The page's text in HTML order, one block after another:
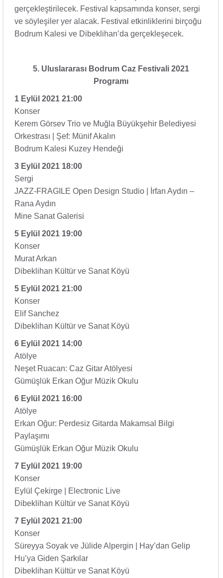
gerçekleştirilecek. Festival kapsamında konser, sergi
ve söyleşiler yer alacak. Festival etkinliklerini birçoğu
Bodrum Kalesi ve Dibeklihan’da gerçekleşecek.
5. Uluslararası Bodrum Caz Festivali 2021
Programı
1 Eylül 2021 21:00
Konser
Kerem Görsev Trio ve Muğla Büyükşehir Belediyesi
Orkestrası | Şef: Münif Akalın
Bodrum Kalesi Kuzey Hendeği
3 Eylül 2021 18:00
Sergi
JAZZ-FRAGILE Open Design Studio | İrfan Aydın –
Rana Aydın
Mine Sanat Galerisi
5 Eylül 2021 19:00
Konser
Murat Arkan
Dibeklihan Kültür ve Sanat Köyü
5 Eylül 2021 21:00
Konser
Elif Sanchez
Dibeklihan Kültür ve Sanat Köyü
6 Eylül 2021 14:00
Atölye
Neşet Ruacan: Caz Gitar Atölyesi
Gümüşlük Erkan Oğur Müzik Okulu
6 Eylül 2021 16:00
Atölye
Erkan Oğur: Perdesiz Gitarda Makamsal Bilgi
Paylaşımı
Gümüşlük Erkan Oğur Müzik Okulu
7 Eylül 2021 19:00
Konser
Eylül Çekirge | Electronic Live
Dibeklihan Kültür ve Sanat Köyü
7 Eylül 2021 21:00
Konser
Süreyya Soyak ve Jülide Alpergin | Hay’dan Gelip
Hu’ya Giden Şarkılar
Dibeklihan Kültür ve Sanat Köyü